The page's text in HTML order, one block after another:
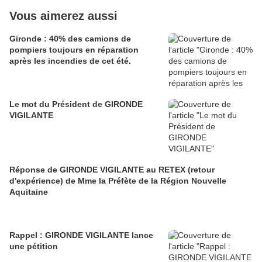
Vous aimerez aussi
Gironde : 40% des camions de
pompiers toujours en réparation
après les incendies de cet été.
Le mot du Président de GIRONDE
VIGILANTE
Réponse de GIRONDE VIGILANTE au RETEX (retour
d'expérience) de Mme la Préfète de la Région Nouvelle
Aquitaine
Rappel : GIRONDE VIGILANTE lance
une pétition